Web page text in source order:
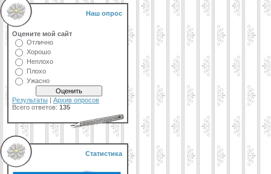
Наш опрос
Оцените мой сайт
Отлично
Хорошо
Неплохо
Плохо
Ужасно
Результаты | Архив опросов
Всего ответов: 135
Статистика